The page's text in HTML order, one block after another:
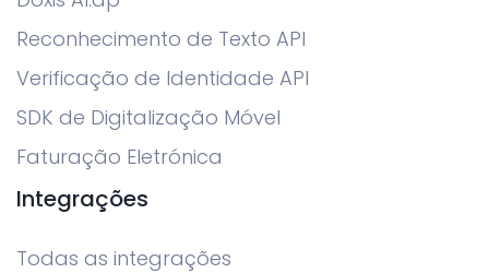
Reconhecimento de Texto API
Verificação de Identidade API
SDK de Digitalização Móvel
Faturação Eletrónica
Integrações
Todas as integrações